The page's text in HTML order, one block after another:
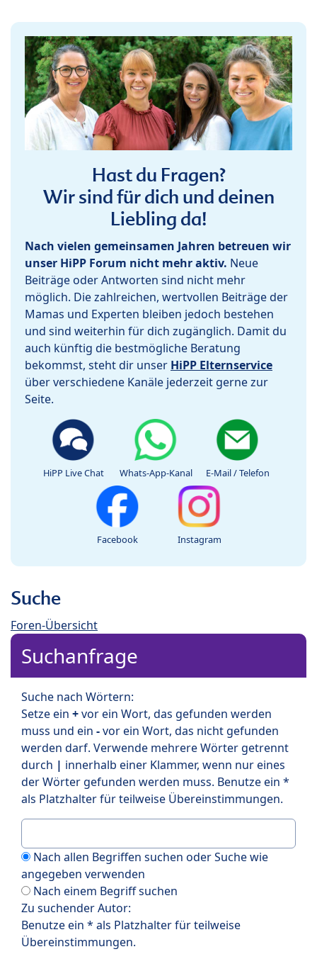
Hast du Fragen?
Wir sind für dich und deinen
Liebling da!
Nach vielen gemeinsamen Jahren betreuen wir
unser HiPP Forum nicht mehr aktiv. Neue
Beiträge oder Antworten sind nicht mehr
möglich. Die zahlreichen, wertvollen Beiträge der
Mamas und Experten bleiben jedoch bestehen
und sind weiterhin für dich zugänglich. Damit du
auch künftig die bestmögliche Beratung
bekommst, steht dir unser HiPP Elternservice
über verschiedene Kanäle jederzeit gerne zur
Seite.
HiPP Live Chat Whats-App-Kanal E-Mail / Telefon
Facebook Instagram
Suche
Foren-Übersicht
Suchanfrage
Suche nach Wörtern:
Setze ein +vor ein Wort, das gefunden werden
muss und ein -vor ein Wort, das nicht gefunden
werden darf. Verwende mehrere Wörter getrennt
durch | innerhalb einer Klammer, wenn nur eines
der Wörter gefunden werden muss. Benutze ein *
als Platzhalter für teilweise Übereinstimmungen.
Nach allen Begriffen suchen oder Suche wie
angegeben verwenden
Nach einem Begriff suchen
Zu suchender Autor:
Benutze ein * als Platzhalter für teilweise
Übereinstimmungen.